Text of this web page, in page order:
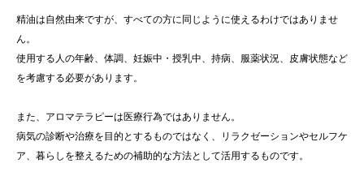
精油は自然由来ですが、すべての方に同じように使えるわけではありませ
ん。
使用する人の年齢、体調、妊娠中・授乳中、持病、服薬状況、皮膚状態など
を考慮する必要があります。
また、アロマテラピーは医療行為ではありません。
病気の診断や治療を目的とするものではなく、リラクゼーションやセルフケ
ア、暮らしを整えるための補助的な方法として活用するものです。